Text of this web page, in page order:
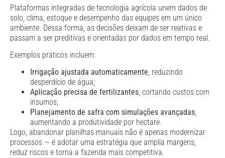
Plataformas integradas de tecnologia agrícola unem dados de
solo, clima, estoque e desempenho das equipes em um único
ambiente. Dessa forma, as decisões deixam de ser reativas e
passam a ser preditivas e orientadas por dados em tempo real.
Exemplos práticos incluem:
Irrigação ajustada automaticamente, reduzindo
desperdício de água;
Aplicação precisa de fertilizantes, cortando custos com
insumos;
Planejamento de safra com simulações avançadas,
aumentando a produtividade por hectare.
Logo, abandonar planilhas manuais não é apenas modernizar
processos — é adotar uma estratégia que amplia margens,
reduz riscos e torna a fazenda mais competitiva.